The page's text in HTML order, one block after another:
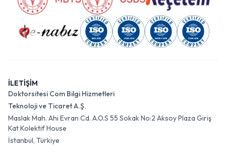
İLETİŞİM
Doktorsitesi Com Bilgi Hizmetleri
Teknoloji ve Ticaret A.Ş.
Maslak Mah. Ahi Evran Cd. A.O.S 55 Sokak No:2 Aksoy Plaza Giriş
Kat Kolektif House
İstanbul, Türkiye